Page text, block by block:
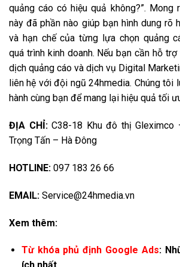
quảng cáo có hiệu quả không?”. Mong
này đã phần nào giúp bạn hình dung rõ
và hạn chế của từng lựa chọn quảng
quá trình kinh doanh. Nếu bạn cần hỗ
dịch quảng cáo và dịch vụ Digital
liên hệ với đội ngũ 24hmedia. Chúng tôi
hành cùng bạn để mang lại hiệu quả tối
ĐỊA CHỈ:C38-18 Khu đô thị Gleximco
Trọng Tấn – Hà Đông
HOTLINE: 097 183 26 66
EMAIL: Service@24hmedia.vn
Xem thêm:
Từ khóa phủ định Google Ads: